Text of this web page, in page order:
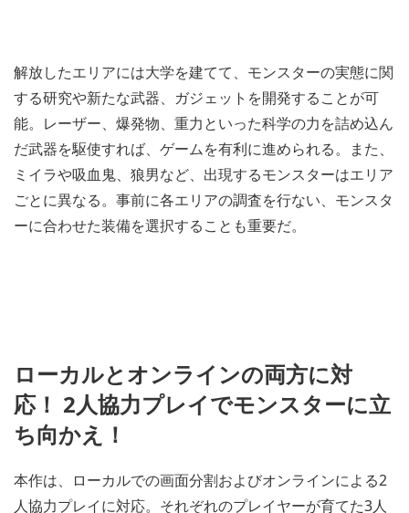
解放したエリアには大学を建てて、モンスターの実態に関
する研究や新たな武器、ガジェットを開発することが可
能。レーザー、爆発物、重力といった科学の力を詰め込ん
だ武器を駆使すれば、ゲームを有利に進められる。また、
ミイラや吸血鬼、狼男など、出現するモンスターはエリア
ごとに異なる。事前に各エリアの調査を行ない、モンスタ
ーに合わせた装備を選択することも重要だ。
ローカルとオンラインの両方に対
応！ 2人協力プレイでモンスターに立
ち向かえ！
本作は、ローカルでの画面分割およびオンラインによる2
人協力プレイに対応。それぞれのプレイヤーが育てた3人